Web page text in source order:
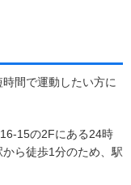
間で運動したい方に
15の2Fにある24時
ら徒歩1分のため、駅